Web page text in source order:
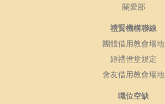
關愛部
禮賢機構聯線
團體借用教會場地
婚禮借堂規定
會友借用教會場地
職位空缺